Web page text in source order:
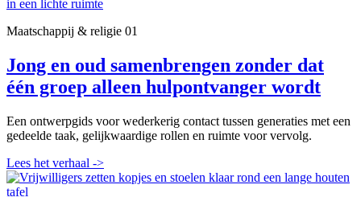
Maatschappij & religie 01
Jong en oud samenbrengen zonder dat
één groep alleen hulpontvanger wordt
Een ontwerpgids voor wederkerig contact tussen generaties met een
gedeelde taak, gelijkwaardige rollen en ruimte voor vervolg.
Lees het verhaal ->